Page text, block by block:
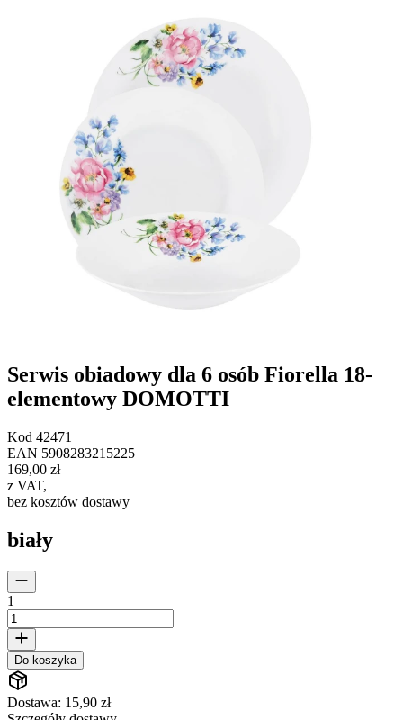
Serwis obiadowy dla 6 osób Fiorella 18-
elementowy DOMOTTI
Kod 42471
EAN 5908283215225
169,00 zł
z VAT,
bez kosztów dostawy
biały
1
Do koszyka
Dostawa: 15,90 zł